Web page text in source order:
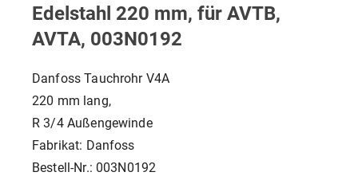
Edelstahl 220 mm, für AVTB,
AVTA, 003N0192
Danfoss Tauchrohr V4A
220 mm lang,
R 3/4 Außengewinde
Fabrikat: Danfoss
Bestell-Nr.: 003N0192